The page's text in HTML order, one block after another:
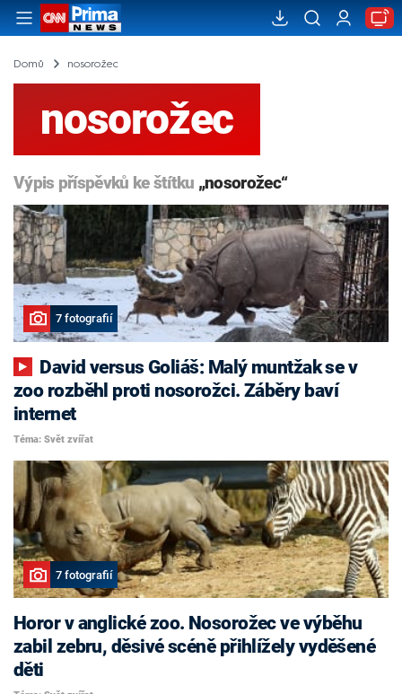
Domů nosorožec
nosorožec
Výpis příspěvků ke štítku „nosorožec“
7 fotografií
zoo rozběhl proti nosorožci. Záběry baví
internet
Téma: Svět zvířat
7 fotografií
Horor v anglické zoo. Nosorožec ve výběhu
zabil zebru, děsivé scéně přihlížely vyděšené
děti